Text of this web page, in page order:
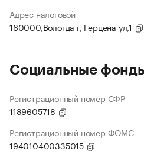
Адрес налоговой
160000,Вологда г, Герцена ул,1
Социальные
Регистрационный номер СФР
1189605718
Регистрационный номер ФОМС
194010400335015